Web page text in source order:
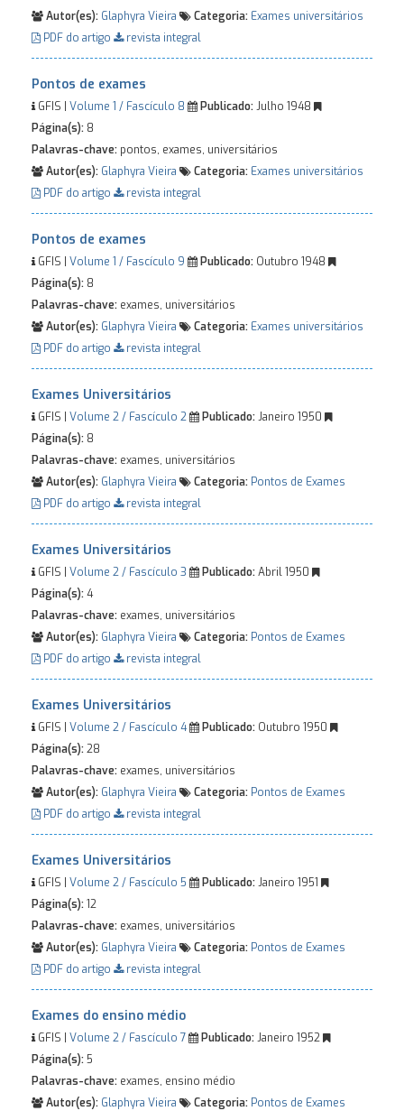
Autor(es): Glaphyra Vieira Categoria: Exames universitários
PDF do artigo
revista integral
Pontos de exames
GFIS | Volume 1 / Fascículo 8 Publicado:Julho 1948
Página(s): 8
Palavras-chave: pontos, exames, universitários
Autor(es): Glaphyra Vieira Categoria: Exames universitários
PDF do artigo
revista integral
Pontos de exames
GFIS | Volume 1 / Fascículo 9 Publicado: Outubro 1948
Página(s): 8
Palavras-chave: exames, universitários
Autor(es): Glaphyra Vieira Categoria: Exames universitários
PDF do artigo
revista integral
Exames Universitários
GFIS | Volume 2 / Fascículo 2 Publicado:Janeiro 1950
Página(s): 8
Palavras-chave: exames, universitários
Autor(es): Glaphyra Vieira Categoria: Pontos de Exames
PDF do artigo
revista integral
Exames Universitários
GFIS | Volume 2 / Fascículo 3 Publicado:Abril 1950
Página(s):4
Palavras-chave: exames, universitários
Autor(es): Glaphyra Vieira Categoria: Pontos de Exames
PDF do artigo
revista integral
Exames Universitários
GFIS | Volume 2 / Fascículo 4 Publicado: Outubro 1950
Página(s):28
Palavras-chave: exames, universitários
Autor(es): Glaphyra Vieira Categoria: Pontos de Exames
PDF do artigo
revista integral
Exames Universitários
GFIS | Volume 2 / Fascículo 5 Publicado:Janeiro 1951
Página(s):12
Palavras-chave: exames, universitários
Autor(es): Glaphyra Vieira Categoria: Pontos de Exames
PDF do artigo
revista integral
Exames do ensino médio
GFIS | Volume 2 / Fascículo 7 Publicado:Janeiro 1952
Página(s):5
Palavras-chave: exames, ensino médio
Autor(es): Glaphyra Vieira Categoria: Pontos de Exames